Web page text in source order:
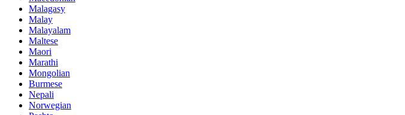
Malagasy
Malay
Malayalam
Maltese
Maori
Marathi
Mongolian
Burmese
Nepali
Norwegian